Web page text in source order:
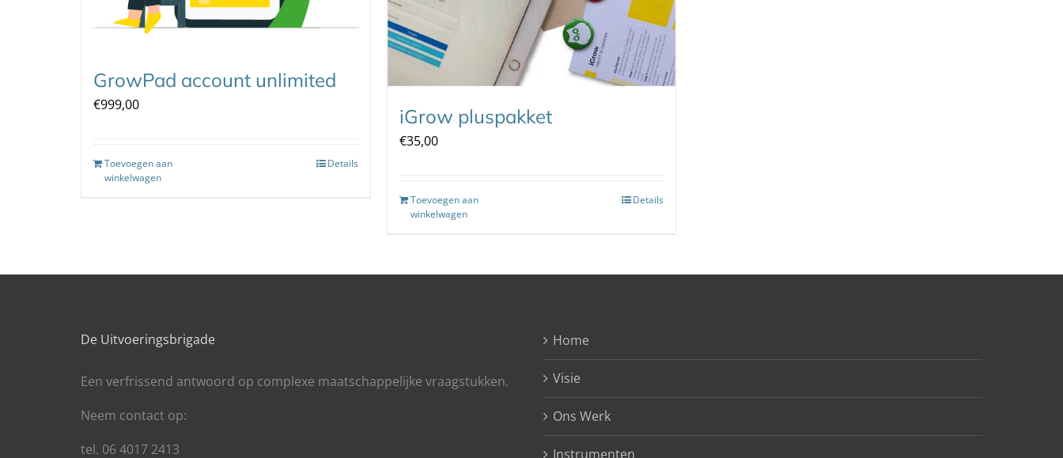
GrowPad account unlimited
€999,00
Toevoegen aan
winkelwagen
Details
iGrow pluspakket
€35,00
Toevoegen aan
winkelwagen
Details
De Uitvoeringsbrigade
Een verfrissend antwoord op complexe maatschappelijke vraagstukken.
Neem contact op:
tel. 06 4017 2413
Home
Visie
Ons Werk
Instrumenten